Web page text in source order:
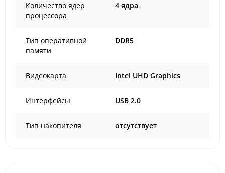
Количество ядер
процессора
4 ядра
Тип оперативной
памяти
DDR5
Видеокарта Intel UHD Graphics
Интерфейсы USB 2.0
Тип накопителя отсутствует